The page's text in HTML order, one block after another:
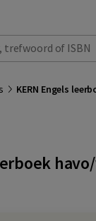
of ISBN
KERN Engels